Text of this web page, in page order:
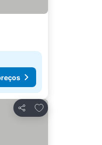
Partilhar
Adicionar aos